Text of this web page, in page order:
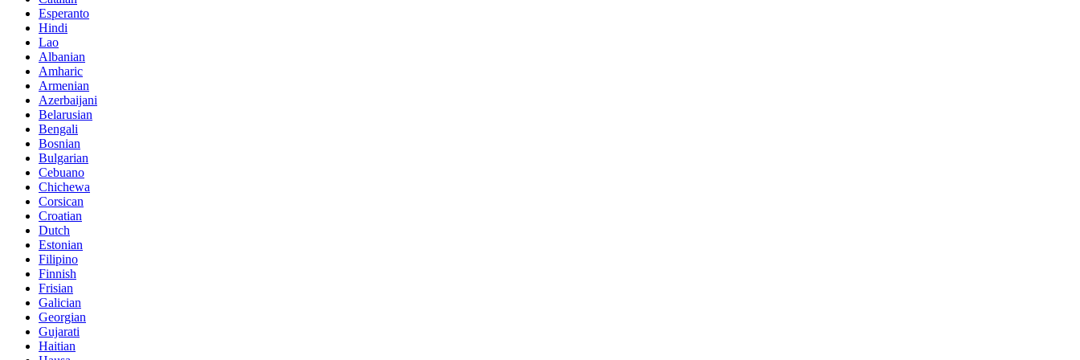
Esperanto
Hindi
Lao
Albanian
Amharic
Armenian
Azerbaijani
Belarusian
Bengali
Bosnian
Bulgarian
Cebuano
Chichewa
Corsican
Croatian
Dutch
Estonian
Filipino
Finnish
Frisian
Galician
Georgian
Gujarati
Haitian